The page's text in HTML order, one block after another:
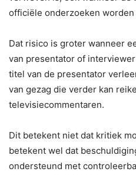
officiële onderzoeken
Dat risico is groter wanneer
van presentator of
titel van de presentator
van gezag die verder kan
televisiecommentaren.
Dit betekent niet dat kritiek
betekent wel dat
ondersteund met